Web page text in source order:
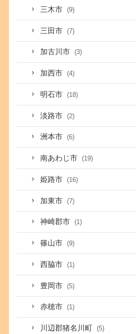
三木市 (9)
三田市 (7)
加古川市 (3)
加西市 (4)
明石市 (18)
淡路市 (2)
洲本市 (6)
南あわじ市 (19)
姫路市 (16)
加東市 (7)
神崎郡市 (1)
篠山市 (9)
西脇市 (1)
豊岡市 (5)
赤穂市 (1)
川辺郡猪名川町 (5)